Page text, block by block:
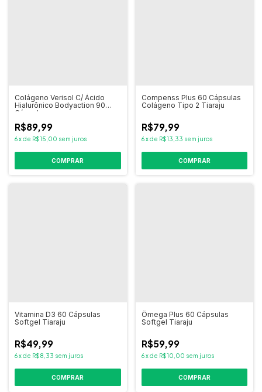
Colágeno Verisol C/ Ácido
Hialurônico Bodyaction 90
Cápsulas
R$89,99
6xde R$15,00 sem juros
Compenss Plus 60 Cápsulas
Colágeno Tipo 2 Tiaraju
R$79,99
6 xde R$13,33 sem juros
Vitamina D3 60 Cápsulas
Softgel Tiaraju
R$49,99
6xde R$8,33 sem juros
Ômega Plus 60 Cápsulas
Softgel Tiaraju
R$59,99
6 xde R$10,00 sem juros